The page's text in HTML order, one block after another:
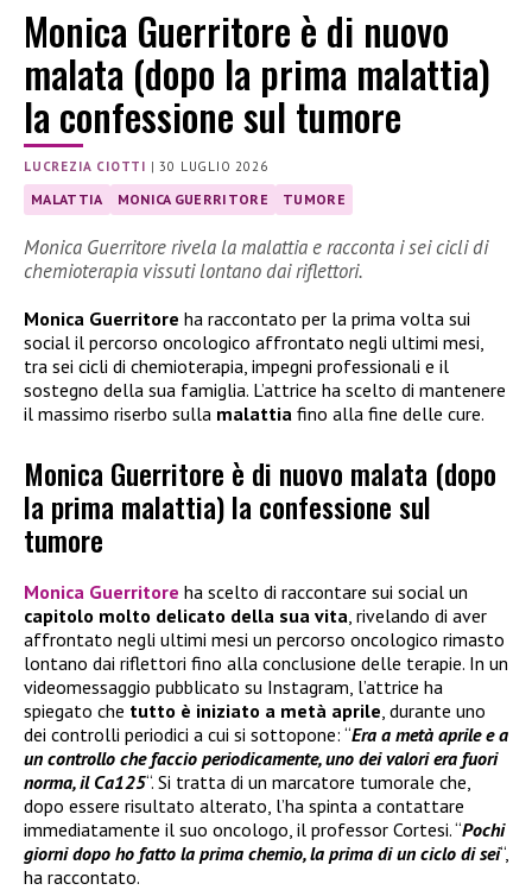
Monica Guerritore è di nuovo
malata (dopo la prima malattia)
la confessione sul tumore
LUCREZIA CIOTTI |30 LUGLIO 2026
MALATTIA MONICA GUERRITORE TUMORE
Monica Guerritore rivela la malattia e racconta i sei cicli di
chemioterapia vissuti lontano dai riflettori.
Monica Guerritore ha raccontato per la prima volta sui
social il percorso oncologico affrontato negli ultimi mesi,
tra sei cicli di chemioterapia, impegni professionali e il
sostegno della sua famiglia. L’attrice ha scelto di mantenere
il massimo riserbo sulla malattia fino alla fine delle cure.
Monica Guerritore è di nuovo malata (dopo
la prima malattia) la confessione sul
tumore
Monica Guerritore ha scelto di raccontare sui social un
capitolo molto delicato della sua vita, rivelando di aver
affrontato negli ultimi mesi un percorso oncologico rimasto
lontano dai riflettori fino alla conclusione delle terapie. In un
videomessaggio pubblicato su Instagram, l’attrice ha
spiegato che tutto è iniziato a metà aprile, durante uno
dei controlli periodici a cui si sottopone: “Era a metà aprile e a
un controllo che faccio periodicamente, uno dei valori era fuori
norma, il Ca125“. Si tratta di un marcatore tumorale che,
dopo essere risultato alterato, l’ha spinta a contattare
immediatamente il suo oncologo, il professor Cortesi. “Pochi
giorni dopo ho fatto la prima chemio, la prima di un ciclo di sei“,
ha raccontato.